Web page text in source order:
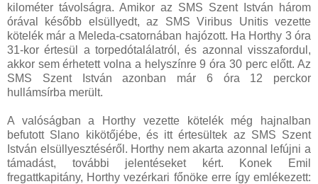
kilométer távolságra. Amikor az SMS Szent István három
órával később elsüllyedt, az SMS Viribus Unitis vezette
kötelék már a Meleda-csatornában hajózott. Ha Horthy 3 óra
31-kor értesül a torpedótalálatról, és azonnal visszafordul,
akkor sem érhetett volna a helyszínre 9 óra 30 perc előtt. Az
SMS Szent István azonban már 6 óra 12 perckor
hullámsírba merült.
A valóságban a Horthy vezette kötelék még hajnalban
befutott Slano kikötőjébe, és itt értesültek az SMS Szent
István elsüllyesztéséről. Horthy nem akarta azonnal lefújni a
támadást, további jelentéseket kért. Konek Emil
fregattkapitány, Horthy vezérkari főnöke erre így emlékezett: